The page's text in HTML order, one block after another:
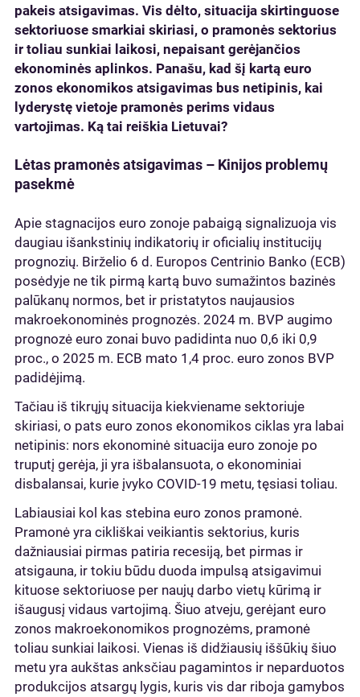
pakeis atsigavimas. Vis dėlto, situacija skirtinguose
sektoriuose smarkiai skiriasi, o pramonės sektorius
ir toliau sunkiai laikosi, nepaisant gerėjančios
ekonominės aplinkos. Panašu, kad šį kartą euro
zonos ekonomikos atsigavimas bus netipinis, kai
lyderystę vietoje pramonės perims vidaus
vartojimas. Ką tai reiškia Lietuvai?
Lėtas pramonės atsigavimas – Kinijos problemų
pasekmė
Apie stagnacijos euro zonoje pabaigą signalizuoja vis
daugiau išankstinių indikatorių ir oficialių institucijų
prognozių. Birželio 6 d. Europos Centrinio Banko (ECB)
posėdyje ne tik pirmą kartą buvo sumažintos bazinės
palūkanų normos, bet ir pristatytos naujausios
makroekonominės prognozės. 2024 m. BVP augimo
prognozė euro zonai buvo padidinta nuo 0,6 iki 0,9
proc., o 2025 m. ECB mato 1,4 proc. euro zonos BVP
padidėjimą.
Tačiau iš tikrųjų situacija kiekviename sektoriuje
skiriasi, o pats euro zonos ekonomikos ciklas yra labai
netipinis: nors ekonominė situacija euro zonoje po
truputį gerėja, ji yra išbalansuota, o ekonominiai
disbalansai, kurie įvyko COVID-19 metu, tęsiasi toliau.
Labiausiai kol kas stebina euro zonos pramonė.
Pramonė yra cikliškai veikiantis sektorius, kuris
dažniausiai pirmas patiria recesiją, bet pirmas ir
atsigauna, ir tokiu būdu duoda impulsą atsigavimui
kituose sektoriuose per naujų darbo vietų kūrimą ir
išaugusį vidaus vartojimą. Šiuo atveju, gerėjant euro
zonos makroekonomikos prognozėms, pramonė
toliau sunkiai laikosi. Vienas iš didžiausių iššūkių šiuo
metu yra aukštas anksčiau pagamintos ir neparduotos
produkcijos atsargų lygis, kuris vis dar riboja gamybos